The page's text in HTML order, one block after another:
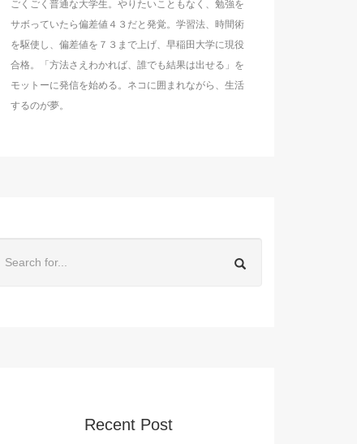
ごくごく普通な大学生。やりたいこともなく、勉強を
サボっていたら偏差値４３だと発覚。学習法、時間術
を駆使し、偏差値を７３まで上げ、早稲田大学に現役
合格。「方法さえわかれば、誰でも結果は出せる」を
モットーに発信を始める。ネコに囲まれながら、生活
するのが夢。
Recent Post